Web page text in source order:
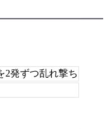
2発ずつ乱れ撃ち